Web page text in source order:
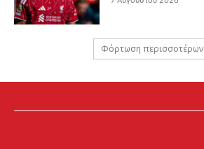
Φόρτωση περισσοτέρων